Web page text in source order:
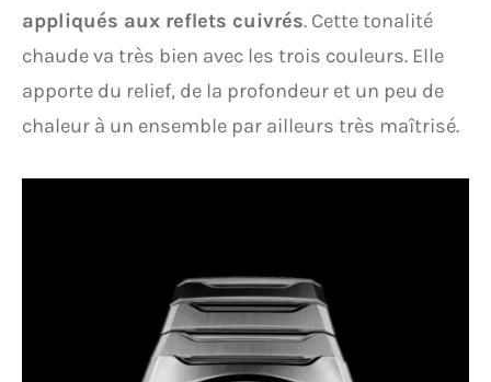
appliqués aux reflets cuivrés. Cette tonalité
chaude va très bien avec les trois couleurs. Elle
apporte du relief, de la profondeur et un peu de
chaleur à un ensemble par ailleurs très maîtrisé.